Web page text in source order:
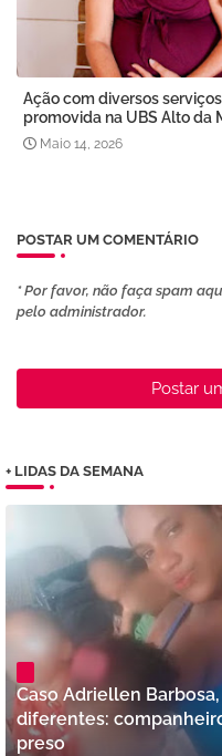
Ação com diversos
promovida na UBS Alto da
Maio 14, 2026
POSTAR UM COMENTÁRIO
* Por favor, não faça spam
pelo administrador.
Postar
+ LIDAS DA SEMANA
Caso Adriellen
diferentes:
preso